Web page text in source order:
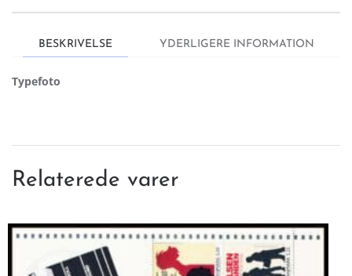
Stemplet
Løse
antal
BESKRIVELSE YDERLIGERE INFORMATION
Typefoto
Relaterede varer